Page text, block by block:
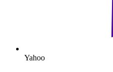
Yahoo